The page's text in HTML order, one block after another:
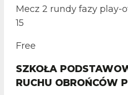
Mecz 2 rundy fazy play-
15
Free
SZKOŁA
RUCHU OBROŃCÓW